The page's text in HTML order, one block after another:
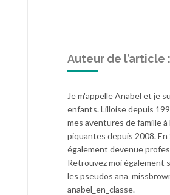
Auteur de l’article :
Je m'appelle Anabel et je
enfants. Lilloise depuis
mes aventures de famille
piquantes depuis 2008. En
également devenue
Retrouvez moi également
les pseudos
anabel_en_classe.